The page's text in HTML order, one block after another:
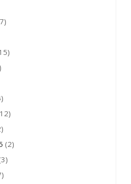
(2)